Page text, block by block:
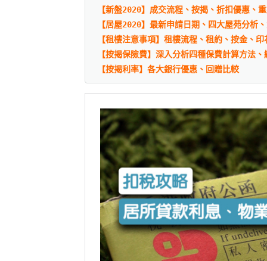
【新盤2020】成交流程、按揭、折扣優惠、
【居屋2020】最新申請日期、四大屋苑分析
【租樓注意事項】租樓流程、租約、按金、
【按揭保險費】深入分析四種保費計算方法
【按揭利率】各大銀行優惠、回贈比較